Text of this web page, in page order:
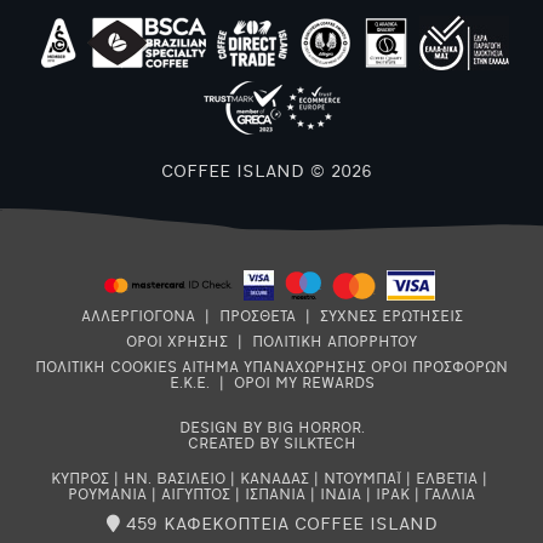
COFFEE ISLAND © 2026
ΑΛΛΕΡΓΙΟΓΟΝΑ ΠΡΟΣΘΕΤΑ
ΣΥΧΝΕΣ ΕΡΩΤΗΣΕΙΣ
ΟΡΟΙ ΧΡΗΣΗΣ
ΠΟΛΙΤΙΚΗ ΑΠΟΡΡΗΤΟΥ
ΠΟΛΙΤΙΚΗ COOKIES ΑΙΤΗΜΑ ΥΠΑΝΑΧΩΡΗΣΗΣ ΟΡΟΙ ΠΡΟΣΦΟΡΩΝ
Ε.Κ.Ε.
ΟΡΟΙ MY REWARDS
ΚΥΠΡΟΣ ΗΝ. ΒΑΣΙΛΕΙΟ ΚΑΝΑΔΑΣ ΝΤΟΥΜΠΑΪ ΕΛΒΕΤΙΑ
ΡΟΥΜΑΝΙΑ
ΑΙΓΥΠΤΟΣ ΙΣΠΑΝΙΑ ΙΝΔΙΑ ΙΡΑΚ ΓΑΛΛΙΑ
459 ΚΑΦΕΚΟΠΤΕΙΑ COFFEE ISLAND
DESIGN BY BIG HORROR.
CREATED BY SILKTECH